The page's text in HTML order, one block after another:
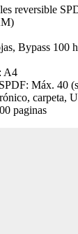
reversible
Bypass 100
A4
Máx. 40
carpeta,
paginas